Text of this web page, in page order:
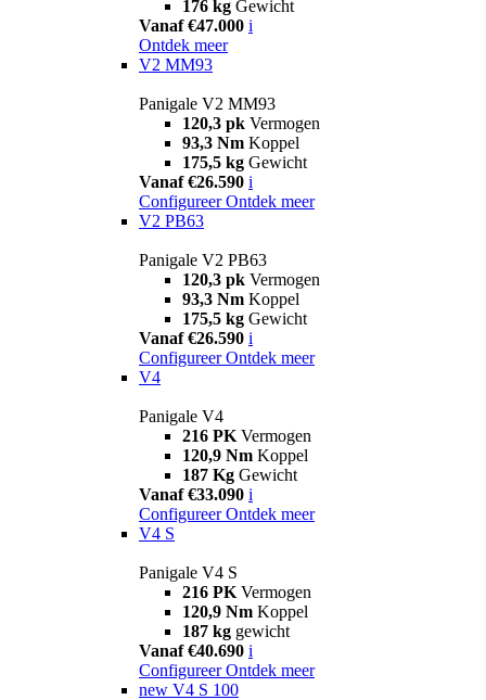
176 kg Gewicht
Vanaf €47.000 i
Ontdek meer
V2 MM93
Panigale V2 MM93
120,3 pk Vermogen
93,3 Nm Koppel
175,5 kg Gewicht
Vanaf €26.590 i
Configureer Ontdek meer
V2 PB63
Panigale V2 PB63
120,3 pk Vermogen
93,3 Nm Koppel
175,5 kg Gewicht
Vanaf €26.590 i
Configureer Ontdek meer
V4
Panigale V4
216 PK Vermogen
120,9 Nm Koppel
187 Kg Gewicht
Vanaf €33.090 i
Configureer Ontdek meer
V4 S
Panigale V4 S
216 PK Vermogen
120,9 Nm Koppel
187 kg gewicht
Vanaf €40.690 i
Configureer Ontdek meer
new V4 S 100